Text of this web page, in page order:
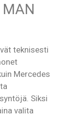
teknisesti
Mercedes
Siksi
valita